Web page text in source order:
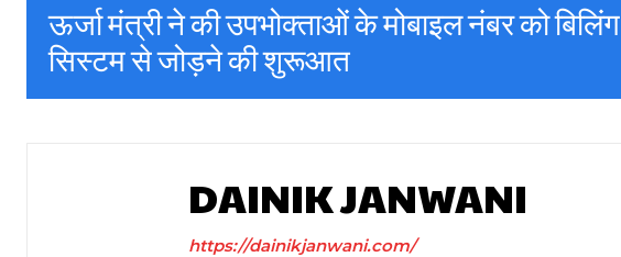
ऊर्जा मंत्री ने की उपभोक्ताओं के मोबाइल नंबर को बिलिंग
सिस्टम से जोड़ने की शुरूआत
DAINIK JANWANI
https://dainikjanwani.com/